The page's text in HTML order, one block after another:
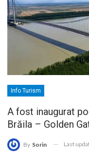
Info Turism
A fost inaugurat
Brăila – Golden
By Sorin Last